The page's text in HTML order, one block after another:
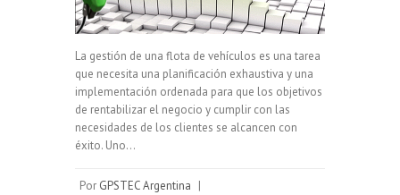
La gestión de una flota de vehículos es una tarea
que necesita una planificación exhaustiva y una
implementación ordenada para que los objetivos
de rentabilizar el negocio y cumplir con las
necesidades de los clientes se alcancen con
éxito. Uno…
Por GPSTEC Argentina |